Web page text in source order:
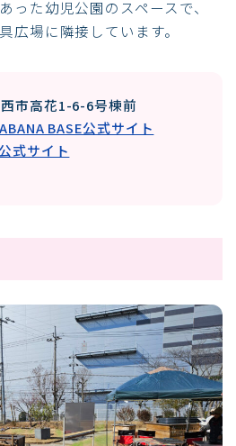
った幼児公園のスペースで、
広場に隣接しています。
市高花1-6-6号棟前
BASE公式サイト
公式サイト